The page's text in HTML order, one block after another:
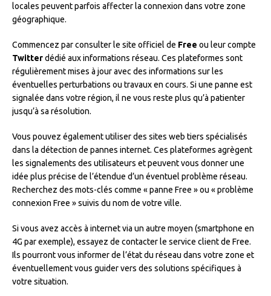
locales peuvent parfois affecter la connexion dans votre zone
géographique.
Commencez par consulter le site officiel de Free ou leur compte
Twitterdédié aux informations réseau. Ces plateformes sont
régulièrement mises à jour avec des informations sur les
éventuelles perturbations ou travaux en cours. Si une panne est
signalée dans votre région, il ne vous reste plus qu’à patienter
jusqu’à sa résolution.
Vous pouvez également utiliser des sites web tiers spécialisés
dans la détection de pannes internet. Ces plateformes agrègent
les signalements des utilisateurs et peuvent vous donner une
idée plus précise de l’étendue d’un éventuel problème réseau.
Recherchez des mots-clés comme « panne Free » ou « problème
connexion Free » suivis du nom de votre ville.
Si vous avez accès à internet via un autre moyen (smartphone en
4G par exemple), essayez de contacter le service client de Free.
Ils pourront vous informer de l’état du réseau dans votre zone et
éventuellement vous guider vers des solutions spécifiques à
votre situation.